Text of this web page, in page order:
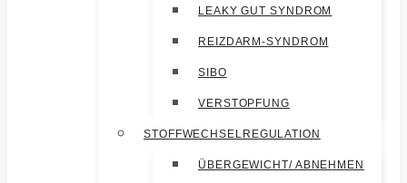
LEAKY GUT SYNDROM
REIZDARM-SYNDROM
SIBO
VERSTOPFUNG
STOFFWECHSELREGULATION
ÜBERGEWICHT/ ABNEHMEN